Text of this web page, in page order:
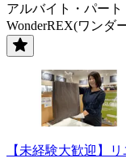
アルバイト・パート
WonderREX(ワンダ
【未経験大歓迎】